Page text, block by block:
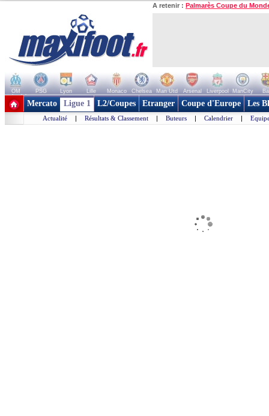
A retenir : Palmarès Coupe du
OM PSG Lyon Lille Monaco Chelsea Man Utd Arsenal Liverpool ManCity
+ de clubs
Mercato Ligue 1 L2/Coupes Etranger Coupe d'Europe Les
Actualité | Résultats & Classement | Buteurs | Calendrier |